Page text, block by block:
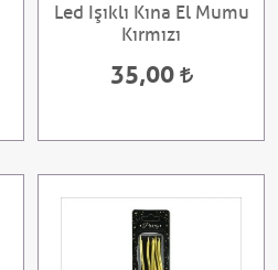
Led Işıklı Kına El Mumu
Kırmızı
35,00